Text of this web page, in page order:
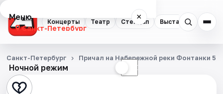
Концерты Театр Стендап Выставки
Меню ×
Санкт-Петербург
Концерты
Театр
Ночной режим ☾
Санкт-Петербург Причал на Набережной реки Фонтанки 53